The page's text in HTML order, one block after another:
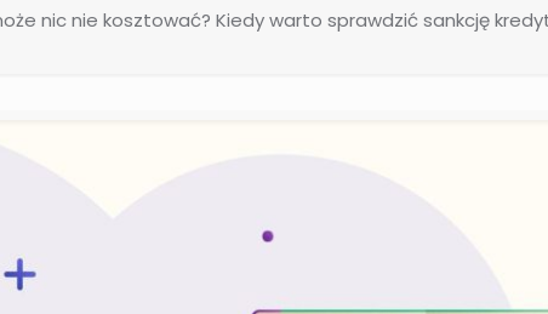
nic nie kosztować? Kiedy warto sprawdzić sankcję